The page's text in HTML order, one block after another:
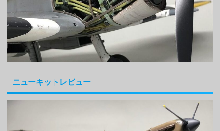
ニューキットレビュー